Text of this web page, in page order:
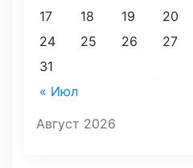
Август 2026
« Июл
17
18 19 20
24
25 26 27
31